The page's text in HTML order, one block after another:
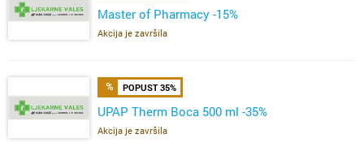
Master of Pharmacy -15%
Akcija je završila
POPUST 35%
UPAP Therm Boca 500 ml -35%
Akcija je završila